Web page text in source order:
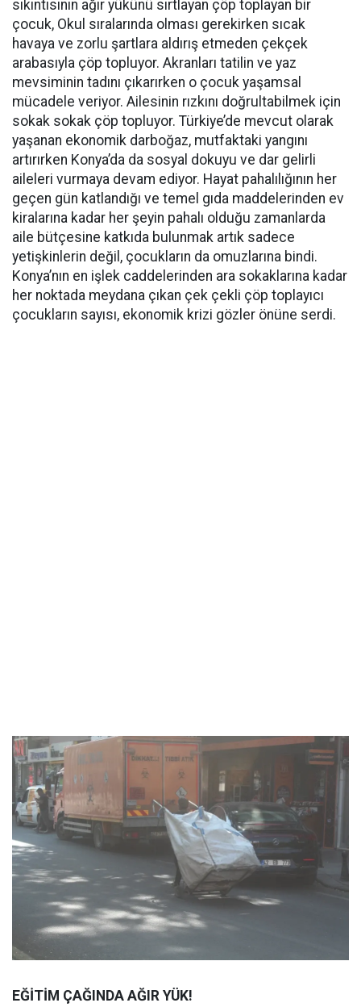
sıkıntısının ağır yükünü sırtlayan çöp toplayan bir
çocuk, Okul sıralarında olması gerekirken sıcak
havaya ve zorlu şartlara aldırış etmeden çekçek
arabasıyla çöp topluyor. Akranları tatilin ve yaz
mevsiminin tadını çıkarırken o çocuk yaşamsal
mücadele veriyor. Ailesinin rızkını doğrultabilmek için
sokak sokak çöp topluyor. Türkiye’de mevcut olarak
yaşanan ekonomik darboğaz, mutfaktaki yangını
artırırken Konya’da da sosyal dokuyu ve dar gelirli
aileleri vurmaya devam ediyor. Hayat pahalılığının her
geçen gün katlandığı ve temel gıda maddelerinden ev
kiralarına kadar her şeyin pahalı olduğu zamanlarda
aile bütçesine katkıda bulunmak artık sadece
yetişkinlerin değil, çocukların da omuzlarına bindi.
Konya’nın en işlek caddelerinden ara sokaklarına kadar
her noktada meydana çıkan çek çekli çöp toplayıcı
çocukların sayısı, ekonomik krizi gözler önüne serdi.
EĞİTİM ÇAĞINDA AĞIR YÜK!